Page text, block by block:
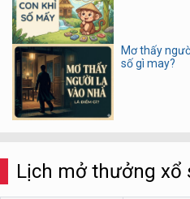
Mơ thấy
số gì may?
Lịch mở thưởng xổ